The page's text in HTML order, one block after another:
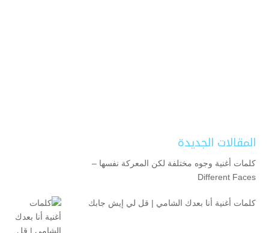
المقالات الجديدة
كلمات أغنية وجوه مختلفة لكن المعركة نفسها –
Different Faces
كلمات أغنية أنا بعدك الشامي | قل لي إيش جابك